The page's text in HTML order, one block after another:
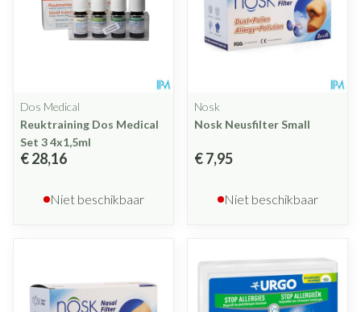
Dos Medical
Reuktraining Dos Medical
Set 3 4x1,5ml
€ 28,16
Niet beschikbaar
Nosk
Nosk Neusfilter Small
€ 7,95
Niet beschikbaar